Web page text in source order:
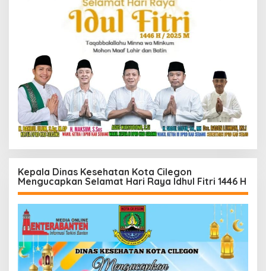
Kepala Dinas Kesehatan Kota Cilegon
Mengucapkan Selamat Hari Raya Idhul Fitri 1446 H